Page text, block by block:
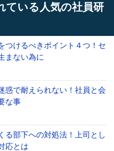
ている人気の社員研
つけるべきポイント４つ！セ
まない為に
惑で耐えられない！社員と会
な事
る部下への対処法！上司とし
応とは